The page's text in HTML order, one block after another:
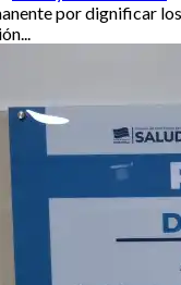
por dignificar